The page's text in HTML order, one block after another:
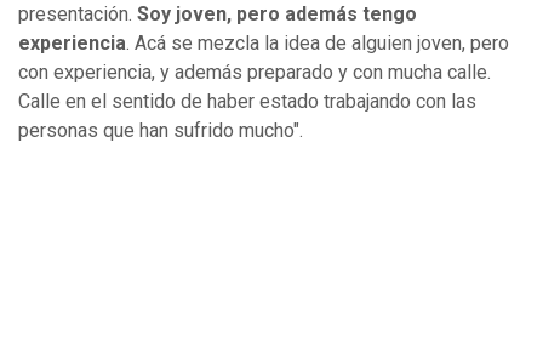
presentación. Soy joven, pero además tengo
experiencia . Acá se mezcla la idea de alguien joven, pero
con experiencia, y además preparado y con mucha calle.
Calle en el sentido de haber estado trabajando con las
personas que han sufrido mucho".